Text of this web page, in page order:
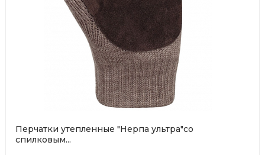
Перчатки утепленные "Нерпа ультра"со
спилковым...